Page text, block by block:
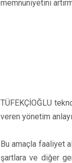
memnuniyetini
TÜFEKÇİOĞLU
veren yönetim
Bu amaçla faaliyet
şartlara ve diğer